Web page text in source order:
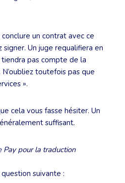
un contrat avec ce
signer. Un juge requalifiera en
pas compte de la
toutefois pas que
».
cela vous fasse hésiter. Un
suffisant.
Pay pour la traduction
suivante :